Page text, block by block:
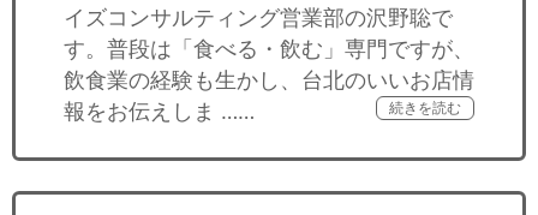
イズコンサルティング営業部の沢野聡で
す。普段は「食べる・飲む」専門ですが、
飲食業の経験も生かし、台北のいいお店情
報をお伝えしま ……
続きを読む